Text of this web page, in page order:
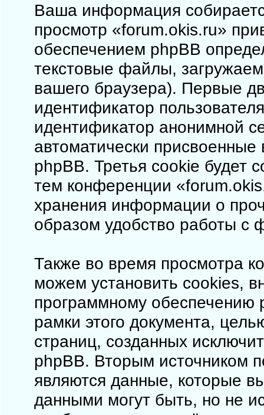
Ваша информация
просмотр «forum.okis.ru»
обеспечением phpBB
текстовые файлы,
вашего браузера). Первые
идентификатор
идентификатор анонимной
автоматически
phpBB. Третья cookie будет
тем конференции
хранения информации о
образом удобство работы с
Также во время просмотра
можем установить cookies,
программному обеспечению
рамки этого документа,
страниц, созданных
phpBB. Вторым источником
являются данные, которые
данными могут быть, но не